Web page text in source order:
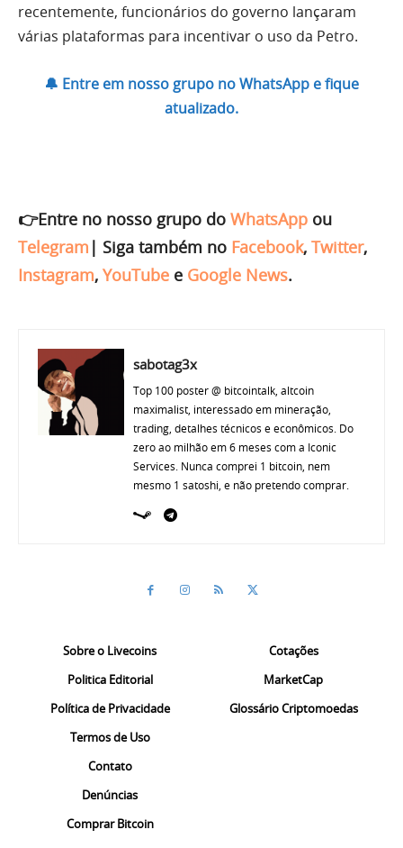
recentemente, funcionários do governo lançaram
várias plataformas para incentivar o uso da Petro.
🔔 Entre em nosso grupo no WhatsApp e fique
atualizado.
👉Entre no nosso grupo do WhatsApp ou
Telegram | Siga também no Facebook, Twitter,
Instagram, YouTube e Google News.
sabotag3x
Top 100 poster @ bitcointalk, altcoin
maximalist, interessado em mineração,
trading, detalhes técnicos e econômicos. Do
zero ao milhão em 6 meses com a Iconic
Services. Nunca comprei 1 bitcoin, nem
mesmo 1 satoshi, e não pretendo comprar.
Sobre o Livecoins
Politica Editorial
Política de Privacidade
Termos de Uso
Contato
Denúncias
Comprar Bitcoin
Cotações
MarketCap
Glossário Criptomoedas